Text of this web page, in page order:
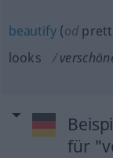
beautify(od
looks
für